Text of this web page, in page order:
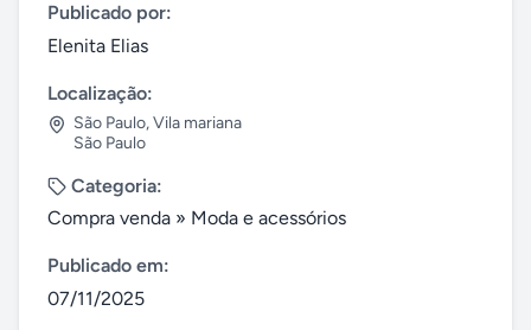
Publicado por:
Elenita Elias
Localização:
São Paulo,Vila mariana
São Paulo
Categoria:
Compra venda » Moda e acessórios
Publicado em:
07/11/2025